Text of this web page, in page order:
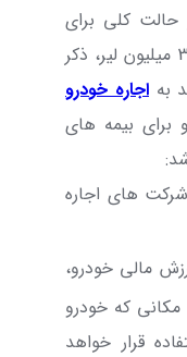
حالت کلی برای
مالکین خودرو مبلغی بین 800 تا 3 میلیون لیر، ذکر
بهاجاره خودرو
برای بیمه های
های اجاره
مالی خودرو،
مکانی که خودرو
قرار خواهد